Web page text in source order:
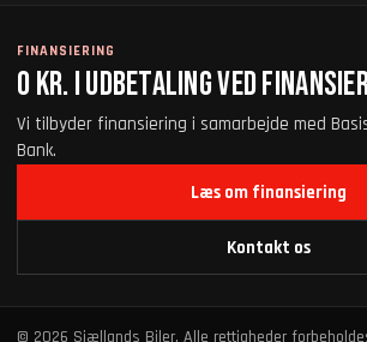
FINANSIERING
0 kr. i udbetaling ved
Vi tilbyder finansiering i samarbejde med
Bank.
Læs om finansiering
Kontakt os
© 2026 Sjællands Biler. Alle rettigheder